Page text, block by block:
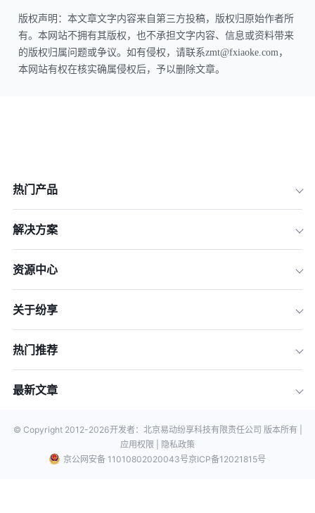
版权声明：本文章文字内容来自第三方投稿，版权归原始作者所
有。本网站不拥有其版权，也不承担文字内容、信息或资料带来
的版权归属问题或争议。如有侵权，请联系zmt@fxiaoke.com，
本网站有权在核实确属侵权后，予以删除文章。
热门产品
解决方案
资源中心
关于纷享
热门推荐
最新文章
© Copyright 2012-2026开发者：北京易动纷享科技有限责任公司 版本所有 |
应用权限 |
隐私政策
京公网安备 11010802020043号京ICP备12021815号